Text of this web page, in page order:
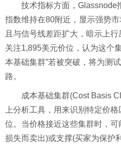
技术指标方面，Glassnode
指数维持在80附近，显示强势
且与信号线差距扩大，暗示上
关注1,895美元价位，认为这个
本基础集群”若被突破，将为测
路。
成本基础集群(Cost Basis
上分析工具，用来识别特定价
位。当价格接近这些集群时，
损失而卖出)或支撑(买家为保护